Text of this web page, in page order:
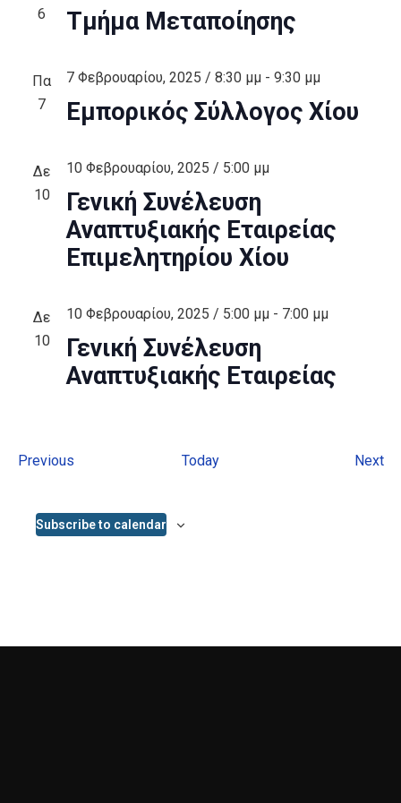
6
Τμήμα Μεταποίησης
Πα
7
Εμπορικός Σύλλογος Χίου
7 Φεβρουαρίου, 2025 / 8:30 μμ- 9:30 μμ
Δε
10
Γενική Συνέλευση
Αναπτυξιακής Εταιρείας
Επιμελητηρίου Χίου
10 Φεβρουαρίου, 2025 / 5:00 μμ
Δε
10
Γενική Συνέλευση
Αναπτυξιακής Εταιρείας
10 Φεβρουαρίου, 2025 / 5:00 μμ- 7:00 μμ
PreviousEvents Today Next
Subscribe to calendar